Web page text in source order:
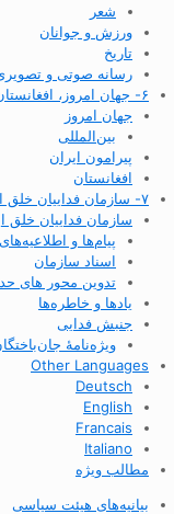
شعر
ورزش و جوانان
تاریخ
رسانه صوتی و
۶- جهان امروز، افغانستان، پیرامون ایران، و نظرات شما
جهان امروز
بین‌المللی
پیرامون ایران
افغانستان
۷- سازمان فداییان خلق ایران (اکثریت)، یادها و خاطره ها، کتابخانه مجازی
سازمان فداییان خلق
پیام‌ها و
اسناد سازمان
تدوین محور های
یادها و خاطره‌ها
جنبش فدایی
ویژه‌نامهٔ
Other Languages
Deutsch
English
Francais
Italiano
مطالب ویژه
بیانیه‌های هیئت سیاسی